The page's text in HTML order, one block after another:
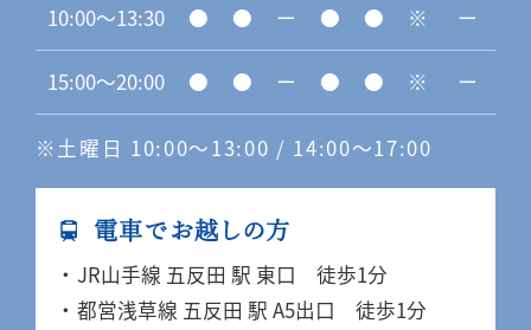
10:00〜13:30 ● ● ー ● ● ※ ー
15:00〜20:00 ● ● ー ● ● ※ ー
※土曜日 10:00〜13:00 / 14:00〜17:00
電車でお越しの方
JR山手線 五反田 駅 東口 徒歩1分
都営浅草線 五反田 駅 A5出口 徒歩1分